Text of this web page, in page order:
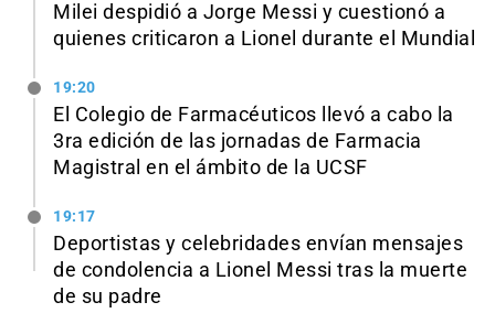
Milei despidió a Jorge Messi y cuestionó a
quienes criticaron a Lionel durante el Mundial
19:20
El Colegio de Farmacéuticos llevó a cabo la
3ra edición de las jornadas de Farmacia
Magistral en el ámbito de la UCSF
19:17
Deportistas y celebridades envían mensajes
de condolencia a Lionel Messi tras la muerte
de su padre